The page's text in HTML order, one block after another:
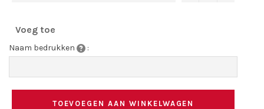
Voeg toe
Naam bedrukken :
TOEVOEGEN AAN WINKELWAGEN